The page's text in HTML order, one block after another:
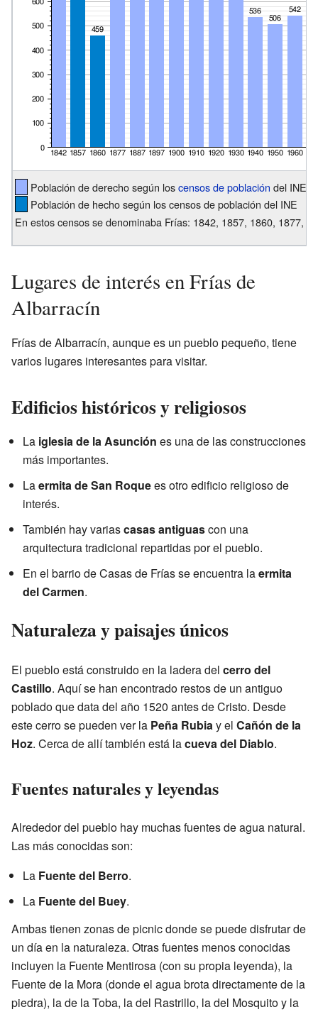
Población de derecho según loscensos de población del INE
Población de hecho según los censos de población del INE
En estos censos se denominaba Frías: 1842, 1857, 1860, 1877,
Lugares de interés en Frías de
Albarracín
Frías de Albarracín, aunque es un pueblo pequeño, tiene
varios lugares interesantes para visitar.
Edificios históricos y religiosos
La iglesia de la Asunción es una de las construcciones
más importantes.
Laermita de San Roquees otro edificio religioso de
interés.
También hay variascasas antiguascon una
arquitectura tradicional repartidas por el pueblo.
En el barrio de Casas de Frías se encuentra laermita
del Carmen.
Naturaleza y paisajes únicos
El pueblo está construido en la ladera del cerro del
Castillo. Aquí se han encontrado restos de un antiguo
poblado que data del año 1520 antes de Cristo. Desde
este cerro se pueden ver la Peña Rubiay el Cañón de la
Hoz. Cerca de allí también está lacueva del Diablo.
Fuentes naturales y leyendas
Alrededor del pueblo hay muchas fuentes de agua natural.
Las más conocidas son:
La Fuente del Berro.
La Fuente del Buey.
Ambas tienen zonas de picnic donde se puede disfrutar de
un día en la naturaleza. Otras fuentes menos conocidas
incluyen la Fuente Mentirosa (con su propia leyenda), la
Fuente de la Mora (donde el agua brota directamente de la
piedra), la de la Toba, la del Rastrillo, la del Mosquito y la